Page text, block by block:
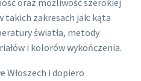
takich zakresach jak: kąta
światła, metody
i kolorów wykończenia.
Włoszech i dopiero